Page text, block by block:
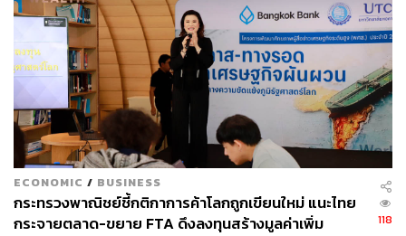
ECONOMIC / BUSINESS
กระทรวงพาณิชย์ชี้กติกาการค้าโลกถูกเขียนใหม่ แนะไทย
กระจายตลาด-ขยาย FTA ดึงลงทุนสร้างมูลค่าเพิ่ม
118